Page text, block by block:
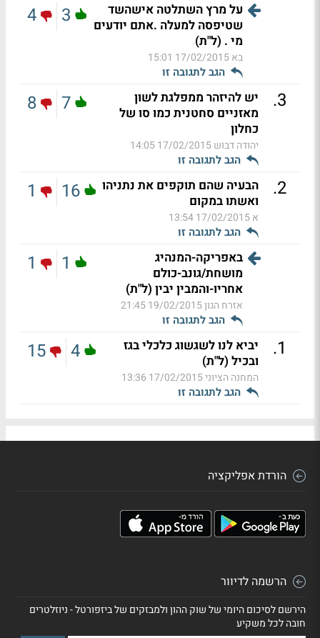
על מרץ השתלטה אישהשד
שטיפסה למעלה .אתם יודעים
מי . (ל"ת)
בא17/02/2015 15:01
הגב לתגובה זו
3
4
3
.
יש להיזהר ממפלגת לשון
מאזניים סחטנית כמו סו של
כחלון
יהודה דבוש17/02/2015 14:05
הגב לתגובה זו
7
8
2
.
הבעיה שהם תוקפים את נתניהו
ואשתו במקום
א17/02/2015 13:54
הגב לתגובה זו
16
1
באפריקה-המנהיג
מושחת/גונב-כולם
אחריו-והמבין יבין (ל"ת)
אזרח הגון19/02/2015 21:45
הגב לתגובה זו
1
1
1
.
יביא לנו לשגשוג כלכלי בגז
ובכיל (ל"ת)
המחנה הציוני17/02/2015 13:36
הגב לתגובה זו
4
15
הורדת אפליקציה
הרשמה לדיוור
הירשם לסיכום היומי של שוק ההון ולמבזקים של ביזפורטל - ניוזלטרים
חובה לכל משקיע